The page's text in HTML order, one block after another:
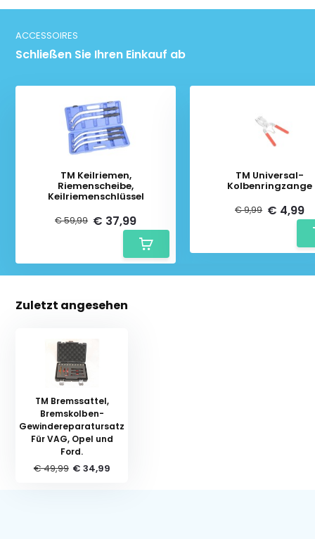
ACCESSOIRES
Schließen Sie Ihren Einkauf ab
TM Keilriemen,
Riemenscheibe,
Keilriemenschlüssel
€ 59,99 € 37,99
TM Universal-
Kolbenringzange
€ 9,99 € 4,99
Zuletzt angesehen
TM Bremssattel,
Bremskolben-
Gewindereparatursatz
Für VAG, Opel und
Ford.
€ 49,99 € 34,99